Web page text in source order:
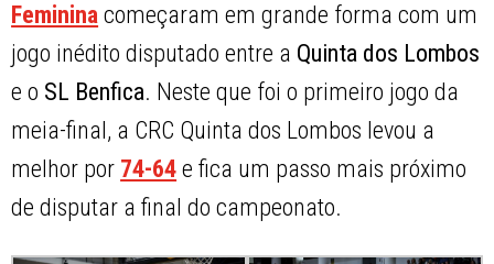
Feminina começaram em grande forma com um
jogo inédito disputado entre a Quinta dos Lombos
e o SL Benfica. Neste que foi o primeiro jogo da
meia-final, a CRC Quinta dos Lombos levou a
melhor por 74-64 e fica um passo mais próximo
de disputar a final do campeonato.